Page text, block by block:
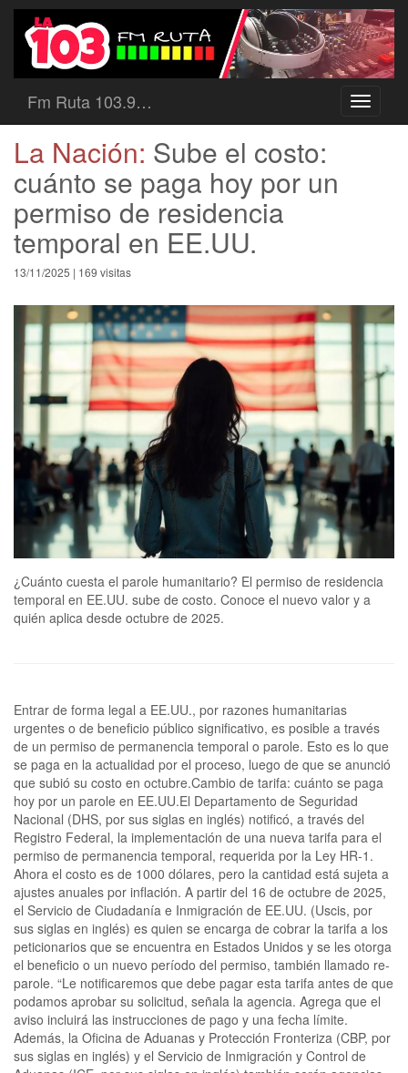
Toggle
Fm Ruta 103.9…
La Nación: Sube el costo:
cuánto se paga hoy por un
permiso de residencia
temporal en EE.UU.
13/11/2025 | 169 visitas
¿Cuánto cuesta el parole humanitario? El permiso de residencia
temporal en EE.UU. sube de costo. Conoce el nuevo valor y a
quién aplica desde octubre de 2025.
Entrar de forma legal a EE.UU., por razones humanitarias
urgentes o de beneficio público significativo, es posible a través
de un permiso de permanencia temporal o parole. Esto es lo que
se paga en la actualidad por el proceso, luego de que se anunció
que subió su costo en octubre.Cambio de tarifa: cuánto se paga
hoy por un parole en EE.UU.El Departamento de Seguridad
Nacional (DHS, por sus siglas en inglés) notificó, a través del
Registro Federal, la implementación de una nueva tarifa para el
permiso de permanencia temporal, requerida por la Ley HR-1.
Ahora el costo es de 1000 dólares, pero la cantidad está sujeta a
ajustes anuales por inflación. A partir del 16 de octubre de 2025,
el Servicio de Ciudadanía e Inmigración de EE.UU. (Uscis, por
sus siglas en inglés) es quien se encarga de cobrar la tarifa a los
peticionarios que se encuentra en Estados Unidos y se les otorga
el beneficio o un nuevo período del permiso, también llamado re-
parole. “Le notificaremos que debe pagar esta tarifa antes de que
podamos aprobar su solicitud, señala la agencia. Agrega que el
aviso incluirá las instrucciones de pago y una fecha límite.
Además, la Oficina de Aduanas y Protección Fronteriza (CBP, por
sus siglas en inglés) y el Servicio de Inmigración y Control de